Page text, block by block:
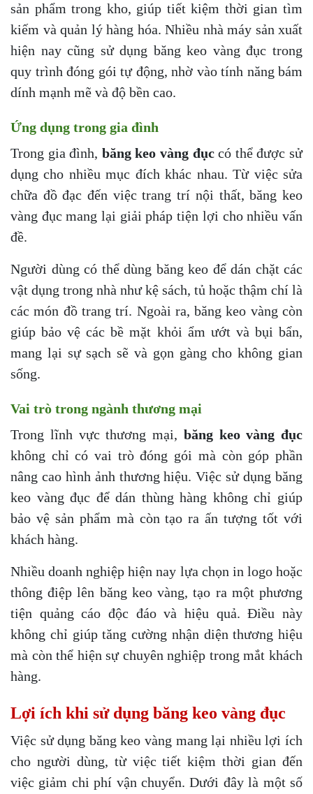
sản phẩm trong kho, giúp tiết kiệm thời gian tìm
kiếm và quản lý hàng hóa. Nhiều nhà máy sản xuất
hiện nay cũng sử dụng băng keo vàng đục trong
quy trình đóng gói tự động, nhờ vào tính năng bám
dính mạnh mẽ và độ bền cao.
Ứng dụng trong gia đình
Trong gia đình, băng keo vàng đụccó thể được sử
dụng cho nhiều mục đích khác nhau. Từ việc sửa
chữa đồ đạc đến việc trang trí nội thất, băng keo
vàng đục mang lại giải pháp tiện lợi cho nhiều vấn
đề.
Người dùng có thể dùng băng keo để dán chặt các
vật dụng trong nhà như kệ sách, tủ hoặc thậm chí là
các món đồ trang trí. Ngoài ra, băng keo vàng còn
giúp bảo vệ các bề mặt khỏi ẩm ướt và bụi bẩn,
mang lại sự sạch sẽ và gọn gàng cho không gian
sống.
Vai trò trong ngành thương mại
Trong lĩnh vực thương mại, băng keo vàng đục
không chỉ có vai trò đóng gói mà còn góp phần
nâng cao hình ảnh thương hiệu. Việc sử dụng băng
keo vàng đục để dán thùng hàng không chỉ giúp
bảo vệ sản phẩm mà còn tạo ra ấn tượng tốt với
khách hàng.
Nhiều doanh nghiệp hiện nay lựa chọn in logo hoặc
thông điệp lên băng keo vàng, tạo ra một phương
tiện quảng cáo độc đáo và hiệu quả. Điều này
không chỉ giúp tăng cường nhận diện thương hiệu
mà còn thể hiện sự chuyên nghiệp trong mắt khách
hàng.
Lợi ích khi sử dụng băng keo vàng đục
Việc sử dụng băng keo vàng mang lại nhiều lợi ích
cho người dùng, từ việc tiết kiệm thời gian đến
việc giảm chi phí vận chuyển. Dưới đây là một số